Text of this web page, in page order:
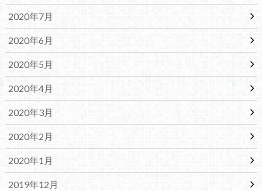
2020年7月
2020年6月
2020年5月
2020年4月
2020年3月
2020年2月
2020年1月
2019年12月